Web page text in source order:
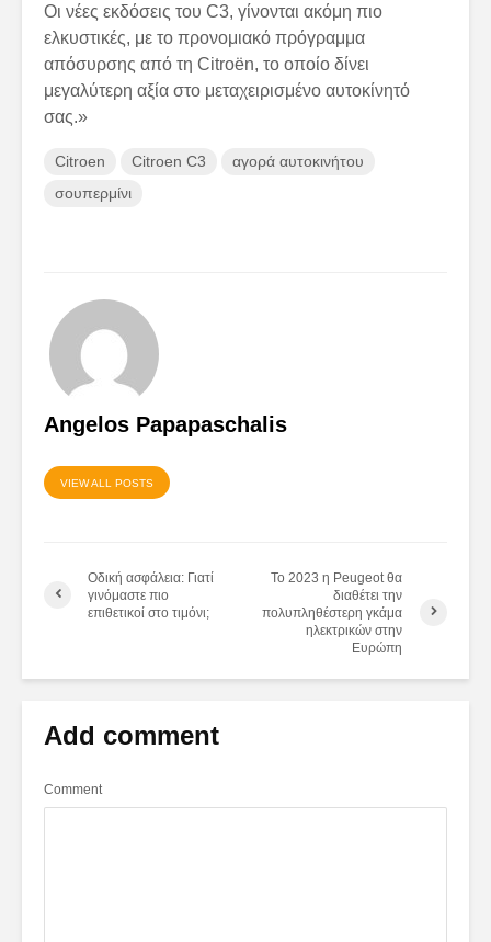
Οι νέες εκδόσεις του C3, γίνονται ακόμη πιο
ελκυστικές, με το προνομιακό πρόγραμμα
απόσυρσης από τη Citroën, το οποίο δίνει
μεγαλύτερη αξία στο μεταχειρισμένο αυτοκίνητό
σας.»
Citroen Citroen C3
αγορά αυτοκινήτου
σουπερμίνι
Angelos Papapaschalis
VIEW ALL POSTS
Οδική ασφάλεια: Γιατί
γινόμαστε πιο
επιθετικοί στο τιμόνι;
Το 2023 η Peugeot θα
διαθέτει την
πολυπληθέστερη γκάμα
ηλεκτρικών στην
Ευρώπη
Add comment
Comment